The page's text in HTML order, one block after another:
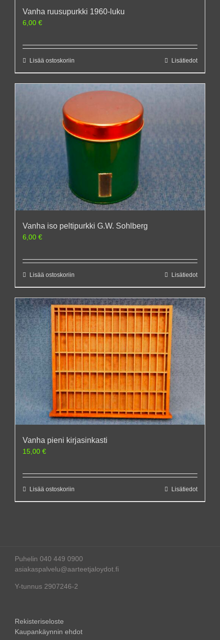
Vanha ruusupurkki 1960-luku
6,00 €
Lisää ostoskoriin Lisätiedot
Vanha iso peltipurkki G.W. Sohlberg
6,00 €
Lisää ostoskoriin Lisätiedot
Vanha pieni kirjasinkasti
15,00 €
Lisää ostoskoriin Lisätiedot
Puhelin 040 449 0900
asiakaspalvelu@aarteetjaloydot.fi
Y-tunnus 2907246-2
Rekisteriseloste
Kaupankäynnin ehdot